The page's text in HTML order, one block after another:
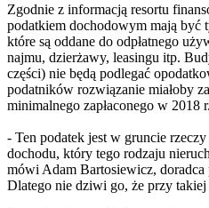
Zgodnie z informacją resortu
podatkiem dochodowym mają być
które są oddane do odpłatnego
najmu, dzierżawy, leasingu itp.
części) nie będą podlegać
podatników rozwiązanie miałoby
minimalnego zapłaconego w 2018 r.
- Ten podatek jest w gruncie
dochodu, który tego rodzaju
mówi Adam Bartosiewicz,
Dlatego nie dziwi go, że przy